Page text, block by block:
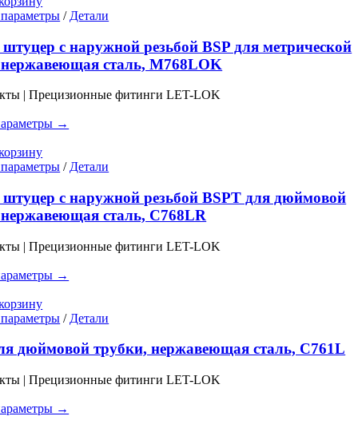
странице
товара.
Этот
имеет
несколько
вариаций.
можно
на
/ Детали
с наружной резьбой BSP для метрической
сталь, M768LOK
| Прецизионные фитинги LET-LOK
→
Этот
имеет
несколько
вариаций.
можно
на
/ Детали
с наружной резьбой BSPT для дюймовой
сталь, C768LR
| Прецизионные фитинги LET-LOK
→
Этот
имеет
несколько
вариаций.
выбрать
/ Детали
дюймовой трубки, нержавеющая сталь, C761L
| Прецизионные фитинги LET-LOK
→